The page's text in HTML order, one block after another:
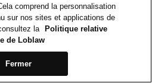
comprend la personnalisation
sur nos sites et applications de
la
Politique relative
de Loblaw
Fermer